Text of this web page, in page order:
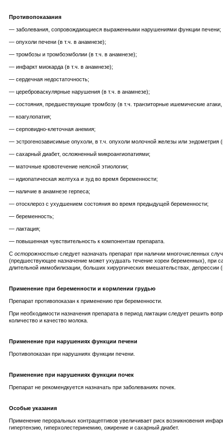
Противопоказания
— заболевания, сопровождающиеся выраженными нарушениями функции печени;
— опухоли печени (в т.ч. в анамнезе);
— тромбозы и тромбоэмболии (в т.ч. в анамнезе);
— инфаркт миокарда (в т.ч. в анамнезе);
— сердечная недостаточность;
— цереброваскулярные нарушения (в т.ч. в анамнезе);
— состояния, предшествующие тромбозу (в т.ч. транзиторные ишемические атаки,
— коагулопатия;
— серповидно-клеточная анемия;
— эстрогенозависимые опухоли, в т.ч. опухоли молочной железы или эндометрия
— сахарный диабет, осложненный микроангиопатиями;
— маточные кровотечение неясной этиологии;
— идиопатическая желтуха и зуд во время беременности;
— наличие в анамнезе герпеса;
— отосклероз с ухудшением состояния во время предыдущей беременности;
— беременность;
— лактация;
— повышенная чувствительность к компонентам препарата.
С осторожностью следует назначать препарат при наличии многочисленных
(предшествующее назначение может ухудшать течение хореи беременных), при
длительной иммобилизации, больших хирургических вмешательствах, депрессии
Применение при беременности и кормлении грудью
Препарат противопоказан к применению при беременности.
При необходимости назначения препарата в период лактации следует решить
количество и качество молока.
Применение при нарушениях функции печени
Противопоказан при нарушниях функции печени.
Применение при нарушениях функции почек
Препарат не рекомендкуется назначать при заболеваниях почек.
Особые указания
Применение пероральных контрацептивов увеличивает риск возникновения
гипертензию, гиперхолестеринемию, ожирение и сахарный диабет.